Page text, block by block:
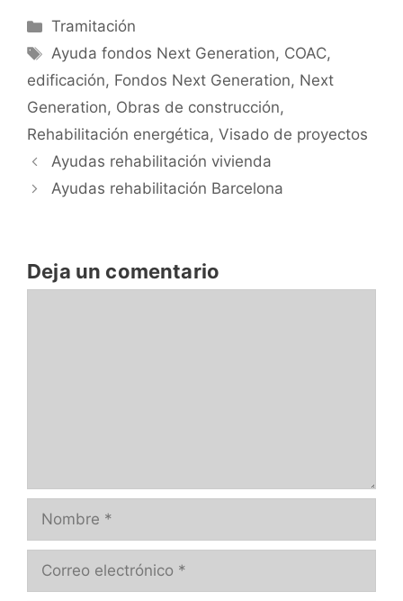
Categorías
Tramitación
Etiquetas
Ayuda fondos Next Generation, COAC,
edificación, Fondos Next Generation, Next
Generation, Obras de construcción,
Rehabilitación energética, Visado de proyectos
Ayudas rehabilitación vivienda
Ayudas rehabilitación Barcelona
Deja un comentario
Nombre
Correo